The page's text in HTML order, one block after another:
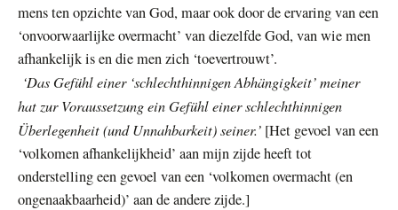
mens ten opzichte van God, maar ook door de ervaring van een
‘onvoorwaarlijke overmacht’ van diezelfde God, van wie men
afhankelijk is en die men zich ‘toevertrouwt’.
‘Das Gefühl einer ‘schlechthinnigen Abhängigkeit’ meiner
hat zur Voraussetzung ein Gefühl einer schlechthinnigen
Überlegenheit (und Unnahbarkeit) seiner.’ [Het gevoel van een
‘volkomen afhankelijkheid’ aan mijn zijde heeft tot
onderstelling een gevoel van een ‘volkomen overmacht (en
ongenaakbaarheid)’ aan de andere zijde.]